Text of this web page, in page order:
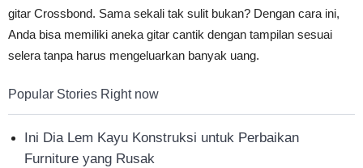
gitar Crossbond. Sama sekali tak sulit bukan? Dengan cara ini,
Anda bisa memiliki aneka gitar cantik dengan tampilan sesuai
selera tanpa harus mengeluarkan banyak uang.
Popular Stories Right now
Ini Dia Lem Kayu Konstruksi untuk Perbaikan
Furniture yang Rusak